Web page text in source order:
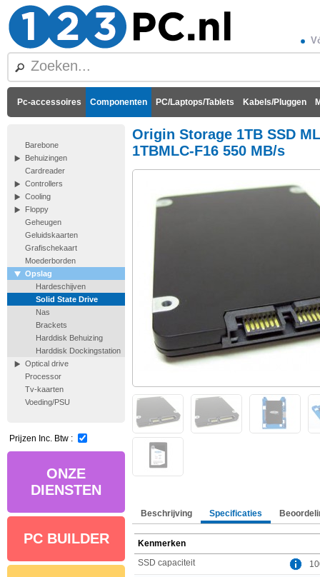
Pc-accessoires Componenten PC/Laptops/Tablets Kabels/Pluggen
Barebone
Behuizingen
Cardreader
Controllers
Cooling
Floppy
Geheugen
Geluidskaarten
Grafischekaart
Moederborden
Opslag
Hardeschijven
Solid State Drive
Nas
Brackets
Harddisk Behuizing
Harddisk Dockingstation
Optical drive
Processor
Tv-kaarten
Voeding/PSU
Prijzen Inc. Btw :
ONZE
DIENSTEN
PC BUILDER
Origin Storage 1TB SSD
1TBMLC-F16 550 MB/s
Beschrijving Specificaties
Kenmerken
SSD capaciteit